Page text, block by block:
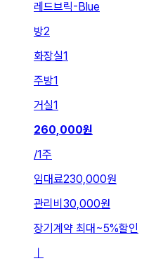
레드브릭-Blue
방2
화장실1
주방1
거실1
260,000원
/1주
임대료230,000원
관리비 30,000원
장기계약 최대~5%할인
ㅣ